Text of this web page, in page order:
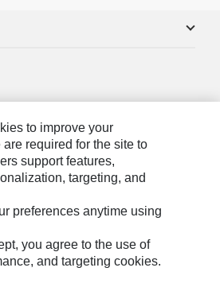
to improve your
required for the site to
support features,
targeting, and
preferences anytime using
you agree to the use of
and targeting cookies.